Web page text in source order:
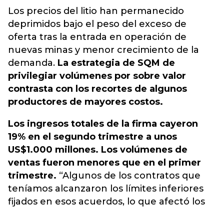
Los precios del litio han permanecido
deprimidos bajo el peso del exceso de
oferta tras la entrada en operación de
nuevas minas y menor crecimiento de la
demanda. La estrategia de SQM de
privilegiar volúmenes por sobre valor
contrasta con los recortes de algunos
productores de mayores costos.
Los ingresos totales de la firma cayeron
19% en el segundo trimestre a unos
US$1.000 millones. Los volúmenes de
ventas fueron menores que en el primer
trimestre. “Algunos de los contratos que
teníamos alcanzaron los límites inferiores
fijados en esos acuerdos, lo que afectó los